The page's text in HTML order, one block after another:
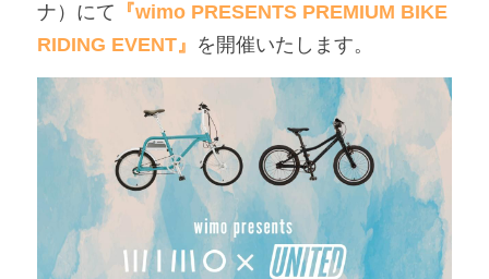
ナ）にて 『wimo PRESENTS PREMIUM BIKE
RIDING EVENT』 を開催いたします。